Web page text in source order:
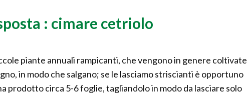
: cimare cetriolo
piante annuali rampicanti, che vengono in genere coltivate
in modo che salgano; se le lasciamo striscianti è opportuno
prodotto circa 5-6 foglie, tagliandolo in modo da lasciare solo